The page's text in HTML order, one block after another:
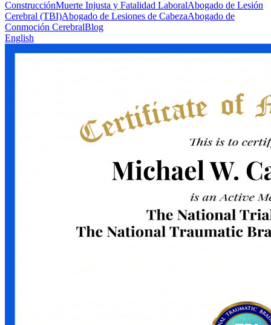
ConstrucciónMuerte Injusta y Fatalidad LaboralAbogado de Lesión
Cerebral (TBI)Abogado de Lesiones de CabezaAbogado de
Conmoción CerebralBlog
English